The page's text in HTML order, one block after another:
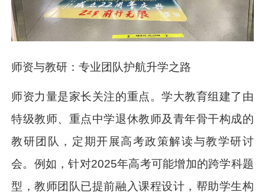
师资与教研：专业团队护航升学之路
师资力量是家长关注的重点。学大教育组建了由
特级教师、重点中学退休教师及青年骨干构成的
教研团队，定期开展高考政策解读与教学研讨
会。例如，针对2025年高考可能增加的跨学科题
型，教师团队已提前融入课程设计，帮助学生构